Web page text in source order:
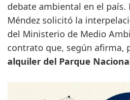
debate ambiental en el país.
Méndez solicitó la
del Ministerio de Medio
contrato que, según afirma,
alquiler del Parque